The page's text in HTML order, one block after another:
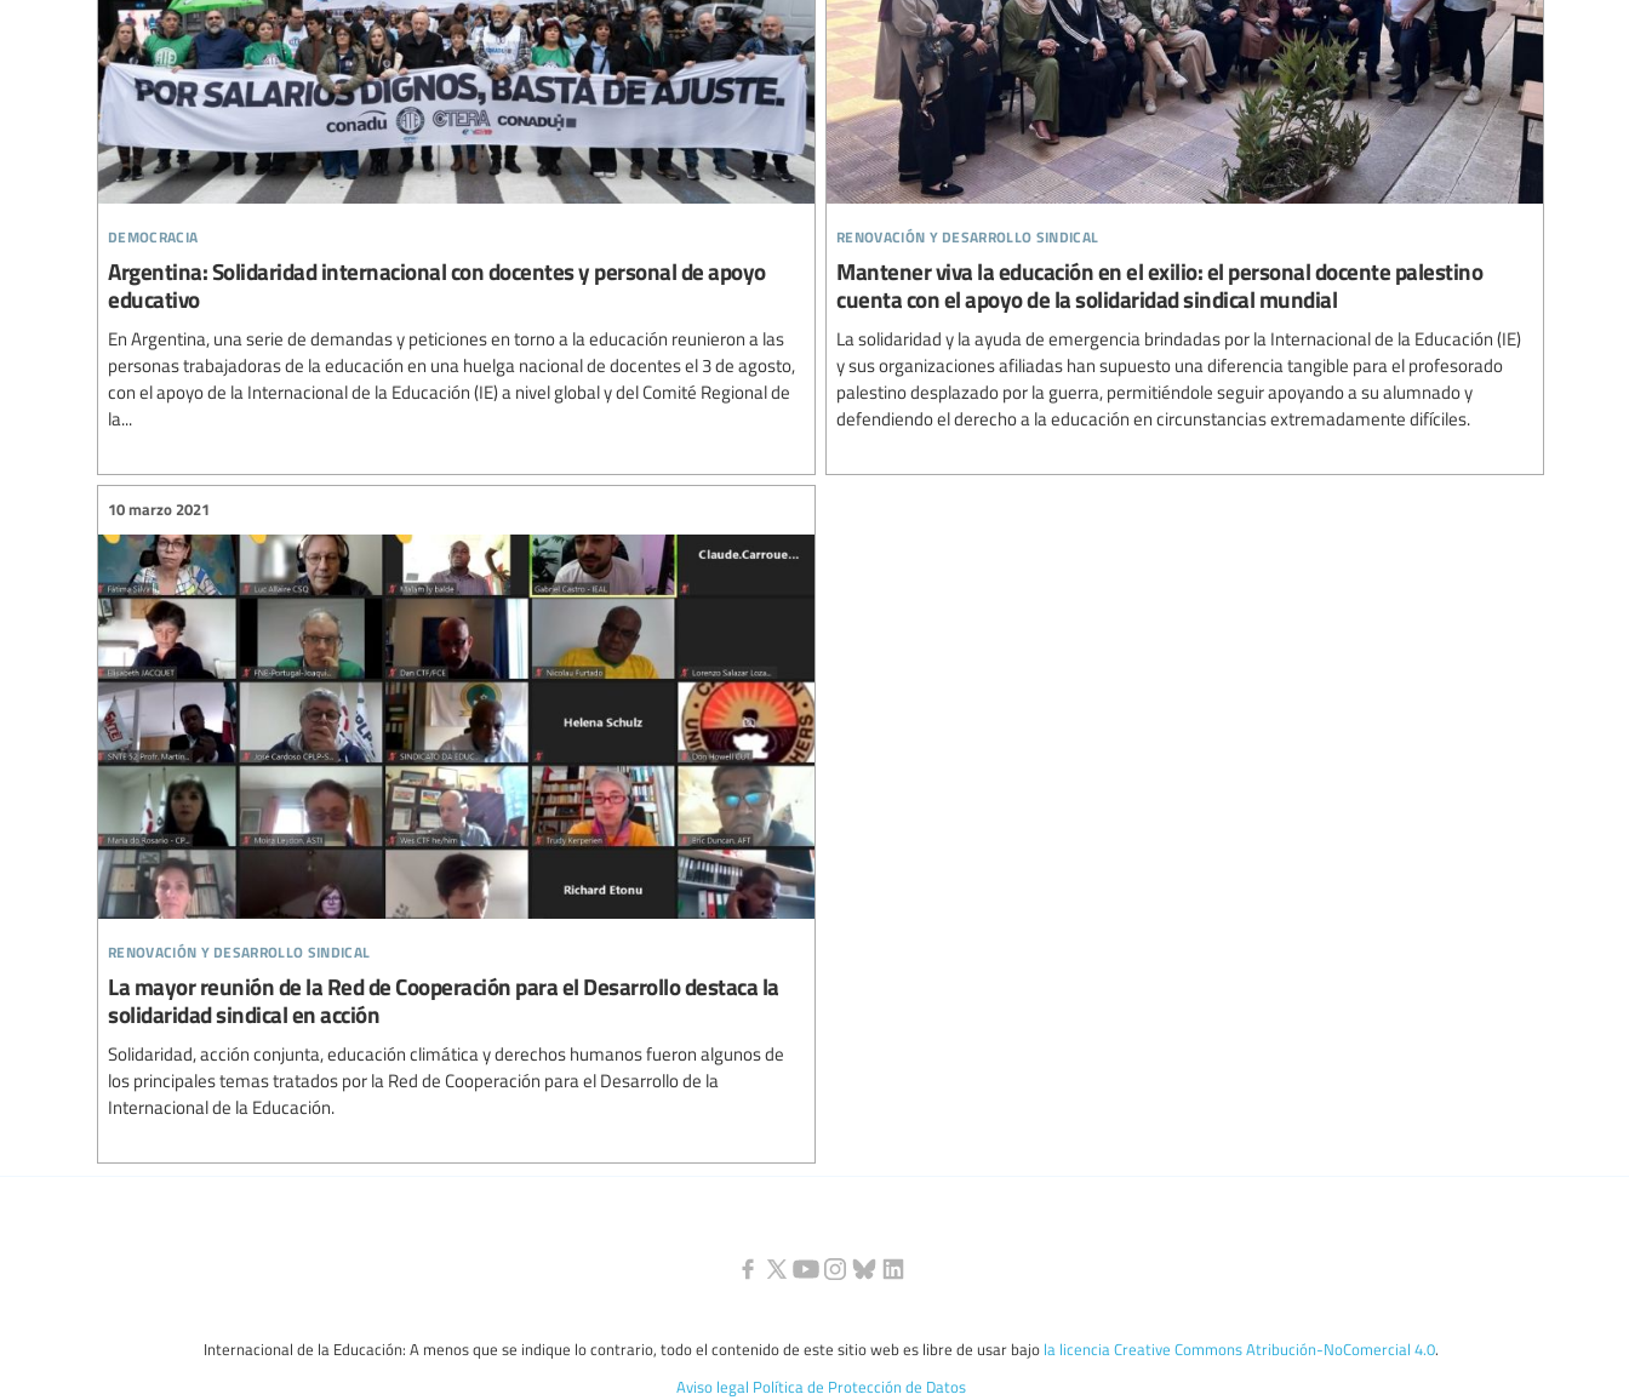
democracia
Argentina: Solidaridad internacional con docentes y personal de apoyo
educativo
En Argentina, una serie de demandas y peticiones en torno a la educación reunieron a las
personas trabajadoras de la educación en una huelga nacional de docentes el 3 de agosto,
con el apoyo de la Internacional de la Educación (IE) a nivel global y del Comité Regional de
la...
renovación y desarrollo sindical
Mantener viva la educación en el exilio: el personal docente palestino
cuenta con el apoyo de la solidaridad sindical mundial
La solidaridad y la ayuda de emergencia brindadas por la Internacional de la Educación (IE)
y sus organizaciones afiliadas han supuesto una diferencia tangible para el profesorado
palestino desplazado por la guerra, permitiéndole seguir apoyando a su alumnado y
defendiendo el derecho a la educación en circunstancias extremadamente difíciles.
renovación y desarrollo sindical
10 marzo 2021
La mayor reunión de la Red de Cooperación para el Desarrollo destaca la
solidaridad sindical en acción
Solidaridad, acción conjunta, educación climática y derechos humanos fueron algunos de
los principales temas tratados por la Red de Cooperación para el Desarrollo de la
Internacional de la Educación.
Internacional de la Educación: A menos que se indique lo contrario, todo el contenido de este sitio web es libre de usar bajo la licencia Creative Commons Atribución-NoComercial 4.0.
Aviso legal Política de Protección de Datos